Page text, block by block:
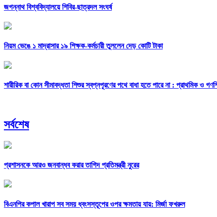
জগন্নাথ বিশ্ববিদ্যালয়ে শিবির-ছাত্রদল সংঘর্ষ
নিয়ম ভেঙে ১ মাদ্রাসার ১৯ শিক্ষক-কর্মচারী তুললেন দেড় কোটি টাকা
শারীরিক বা কোন সীমাবদ্ধতা শিশুর স্বপ্নপূরণের পথে বাধা হতে পারে না : প্রাথমিক ও
সর্বশেষ
প্রশাসনকে আরও জনবান্ধব করার তাগিদ প্রতিমন্ত্রী নুরের
বিএনপির কপাল খারাপ সব সময় ধ্বংসস্তূপের ওপর ক্ষমতায় যায়: মির্জা ফখরুল